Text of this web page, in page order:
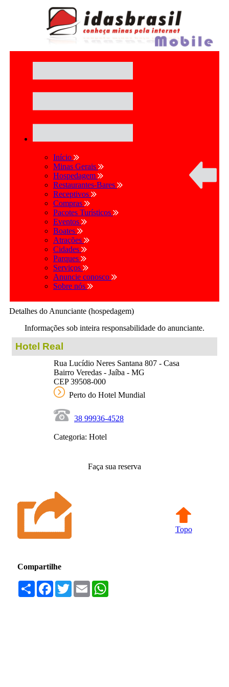
Início
Minas Gerais
Hospedagem
Restaurantes-Bares
Receptivos
Compras
Pacotes Turísticos
Eventos
Boates
Atrações
Cidades
Parques
Serviços
Anuncie conosco
Sobre nós
Detalhes do Anunciante (hospedagem)
Informações sob inteira responsabilidade do anunciante.
Hotel Real
Rua Lucídio Neres Santana 807 - Casa
Bairro Veredas - Jaíba - MG
CEP 39508-000
Perto do Hotel Mundial
38 99936-4528
Categoria: Hotel
Faça sua reserva
Topo
Compartilhe
Compartilhar
Facebook
TwitterEmail